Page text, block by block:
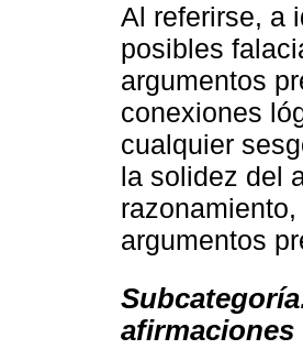
Al referirse, a
posibles
argumentos
conexiones
cualquier
la solidez del
argumentos
afirmaciones